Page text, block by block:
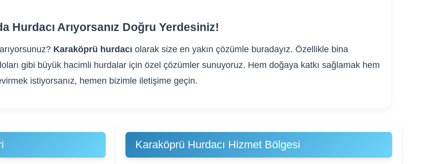
Hurdacı Arıyorsanız Doğru Yerdesiniz!
Karaköprü hurdacı olarak size en yakın çözümle buradayız. Özellikle bina
gibi büyük hacimli hurdalar için özel çözümler sunuyoruz. Hem doğaya katkı sağlamak hem
istiyorsanız, hemen bizimle iletişime geçin.
Karaköprü Hurdacı Hizmet Bölgesi